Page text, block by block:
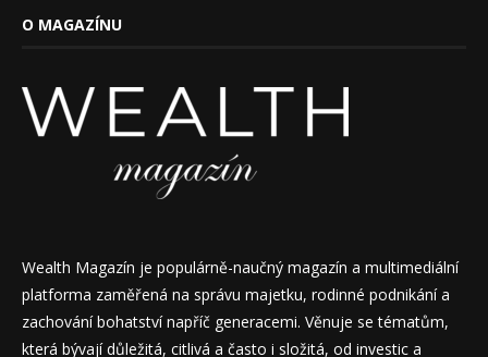
O MAGAZÍNU
Wealth Magazín je populárně-naučný magazín a multimediální
platforma zaměřená na správu majetku, rodinné podnikání a
zachování bohatství napříč generacemi. Věnuje se tématům,
která bývají důležitá, citlivá a často i složitá, od investic a